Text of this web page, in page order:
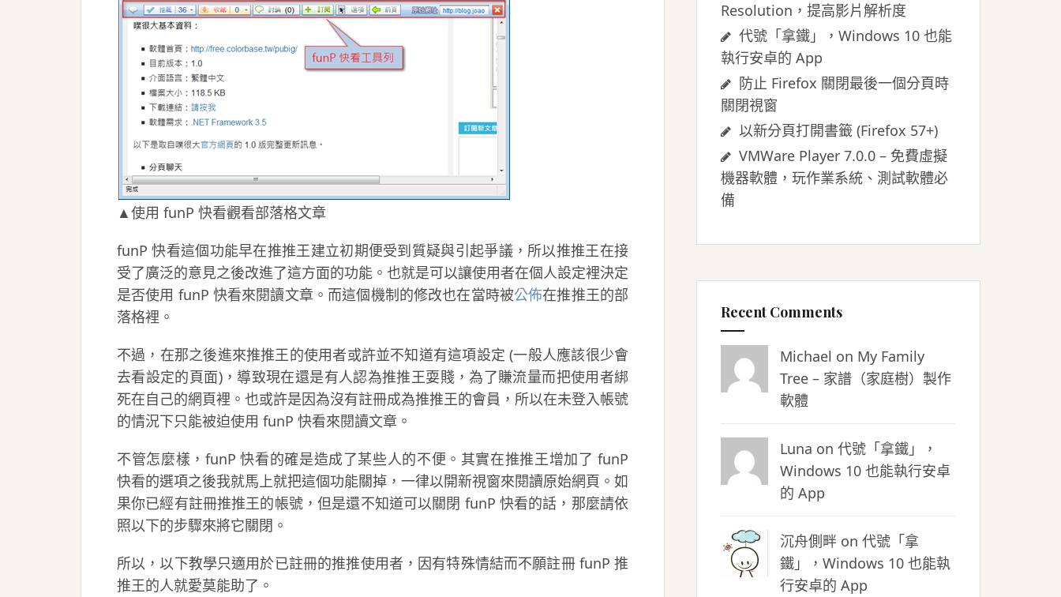
▲使用 funP 快看觀看部落格文章
funP 快看這個功能早在推推王建立初期便受到質疑與引起爭議，所以推推王在接
受了廣泛的意見之後改進了這方面的功能。也就是可以讓使用者在個人設定裡決定
是否使用 funP 快看來閱讀文章。而這個機制的修改也在當時被公佈在推推王的部
落格裡。
不過，在那之後進來推推王的使用者或許並不知道有這項設定 (一般人應該很少會
去看設定的頁面)，導致現在還是有人認為推推王耍賤，為了賺流量而把使用者綁
死在自己的網頁裡。也或許是因為沒有註冊成為推推王的會員，所以在未登入帳號
的情況下只能被迫使用 funP 快看來閱讀文章。
不管怎麼樣，funP 快看的確是造成了某些人的不便。其實在推推王增加了 funP
快看的選項之後我就馬上就把這個功能關掉，一律以開新視窗來閱讀原始網頁。如
果你已經有註冊推推王的帳號，但是還不知道可以關閉 funP 快看的話，那麼請依
照以下的步驟來將它關閉。
所以，以下教學只適用於已註冊的推推使用者，因有特殊情結而不願註冊 funP 推
推王的人就愛莫能助了。
Resolution，提高影片解析度
代號「拿鐵」，Windows 10 也能
執行安卓的 App
防止 Firefox 關閉最後一個分頁時
關閉視窗
以新分頁打開書籤 (Firefox 57+)
VMWare Player 7.0.0 – 免費虛擬
機器軟體，玩作業系統、測試軟體必
備
Recent Comments
Michael on My Family
Tree – 家譜（家庭樹）製作
軟體
Luna on 代號「拿鐵」，
Windows 10 也能執行安卓
的 App
沉舟側畔 on 代號「拿
鐵」，Windows 10 也能執
行安卓的 App